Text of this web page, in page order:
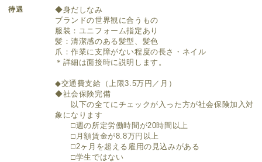
待遇
◆身だしなみ
ブランドの世界観に合うもの
服装：ユニフォーム指定あり
髪：清潔感のある髪型、髪色
爪：作業に支障がない程度の長さ・ネイル
＊詳細は面接時に説明します。
◆交通費支給（上限3.5万円／月）
◆社会保険完備
以下の全てにチェックが入った方が社会保険加入対
象になります
□週の所定労働時間が20時間以上
□月額賃金が8.8万円以上
□2ヶ月を超える雇用の見込みがある
□学生ではない